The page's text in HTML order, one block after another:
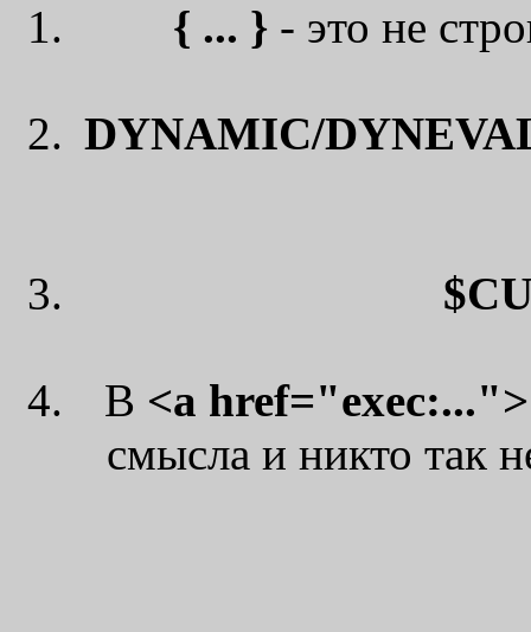
{ ... } - это не
DYNAMIC/
В <a href="exec:...">
смысла и никто так